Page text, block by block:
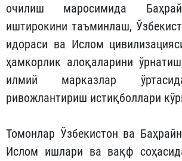
очилиш маросимида
иштирокини таъминлаш,
идораси ва Ислом
ҳамкорлик алоқаларини
илмий марказлар
ривожлантириш истиқболлари
Томонлар Ўзбекистон ва
Ислом ишлари ва вақф